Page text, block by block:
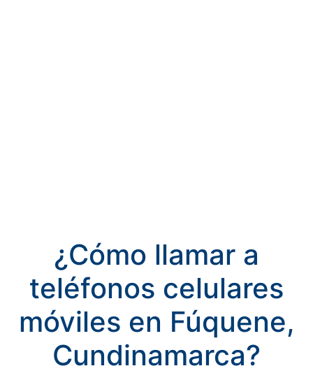
¿Cómo llamar a
teléfonos celulares
móviles en Fúquene,
Cundinamarca?